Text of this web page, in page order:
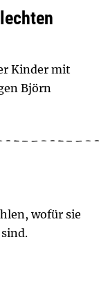
Kinder mit
Björn
wofür sie